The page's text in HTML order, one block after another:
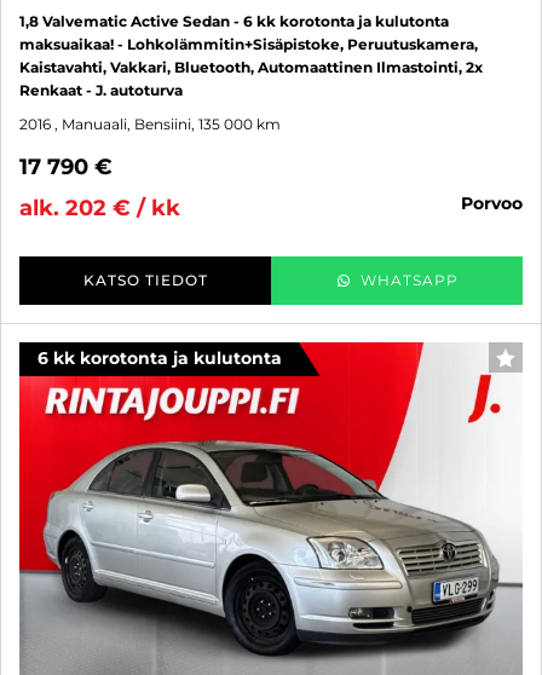
1,8 Valvematic Active Sedan - 6 kk korotonta ja kulutonta
maksuaikaa! - Lohkolämmitin+Sisäpistoke, Peruutuskamera,
Kaistavahti, Vakkari, Bluetooth, Automaattinen Ilmastointi, 2x
Renkaat - J. autoturva
2016 , Manuaali, Bensiini, 135 000 km
17 790 €
alk. 202 € / kk
porvoo
KATSO TIEDOT WHATSAPP
6 kk korotonta ja kulutonta